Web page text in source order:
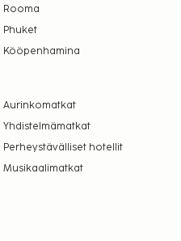
Rooma
Phuket
Kööpenhamina
Aurinkomatkat
Yhdistelmämatkat
Perheystävälliset hotellit
Musikaalimatkat